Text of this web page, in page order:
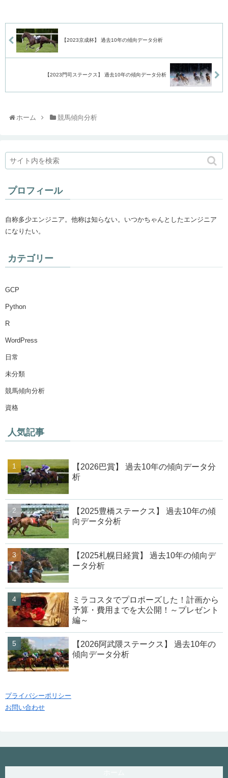
【2023京成杯】 過去10年の傾向データ分析
【2023門司ステークス】 過去10年の傾向データ分析
ホーム 競馬傾向分析
プロフィール
自称多少エンジニア。他称は知らない。いつかちゃんとしたエンジニア
になりたい。
カテゴリー
GCP
Python
R
WordPress
日常
未分類
競馬傾向分析
資格
人気記事
【2026巴賞】 過去10年の傾向データ分
析
【2025豊橋ステークス】 過去10年の傾
向データ分析
【2025札幌日経賞】 過去10年の傾向デ
ータ分析
ミラコスタでプロポーズした！計画から
予算・費用までを大公開！～プレゼント
編～
【2026阿武隈ステークス】 過去10年の
傾向データ分析
プライバシーポリシー
お問い合わせ